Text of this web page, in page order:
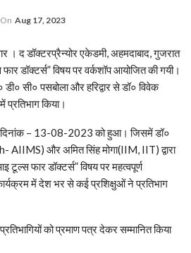
On Aug 17, 2023
द डॉक्टरप्रैन्योर एकेडमी, अहमदाबाद, गुजरात
डॉक्टर्स” विषय पर वर्कशॉप आयोजित की गयी।
सी० पसबोला और हरिद्वार से डॉ० विवेक
प्रतिभाग किया।
दिनांक – 13-08-2023 को हुआ। जिसमें डॉ०
AIIMS) और‌ अमित सिंह मोगा(IIM, IIT) द्वारा
टूल्स फार डॉक्टर्स” विषय पर महत्वपूर्ण
में देश भर से कई प्रशिक्षुओं ने प्रतिभाग
को प्रमाण पत्र देकर सम्मानित किया